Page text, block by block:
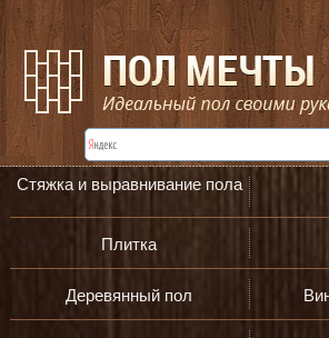
Стяжка и выравнивание пола
Плитка
Деревянный пол